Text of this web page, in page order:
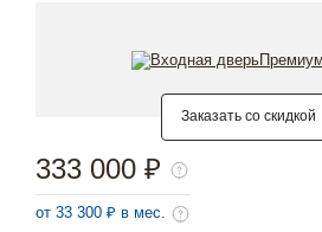
Заказать со скидкой
333 000 ₽
от 33 300 ₽ в мес.